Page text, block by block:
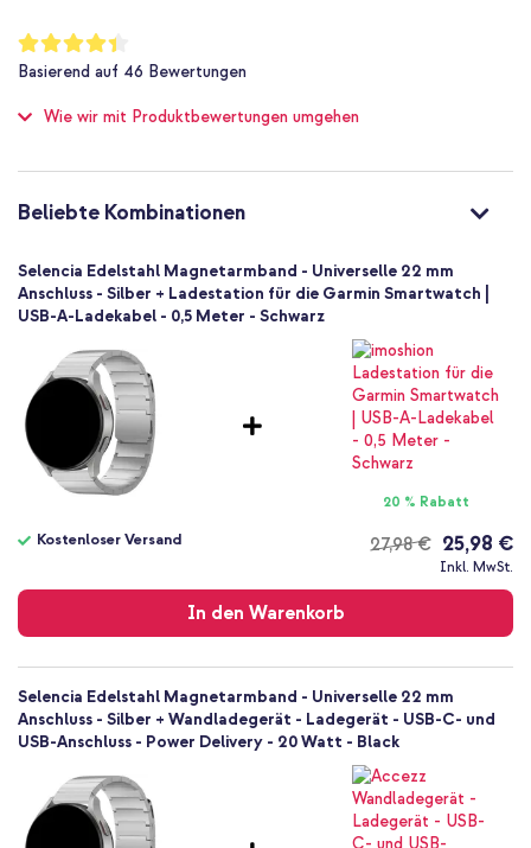
1 Pc
One Size
Magnetverschluss
Bewertung:
87
%
of
Basierend auf 46 Bewertungen
Wie wir mit Produktbewertungen umgehen
Beliebte Kombinationen
Selencia Edelstahl Magnetarmband - Universelle 22 mm
Anschluss - Silber + Ladestation für die Garmin Smartwatch |
USB-A-Ladekabel - 0,5 Meter - Schwarz
20 % Rabatt
27,98 €
Kostenloser Versand 25,98 €
Inkl. MwSt.
In den Warenkorb
Versand
Selencia Edelstahl Magnetarmband - Universelle 22 mm
Anschluss - Silber + Wandladegerät - Ladegerät - USB-C- und
USB-Anschluss - Power Delivery - 20 Watt - Black